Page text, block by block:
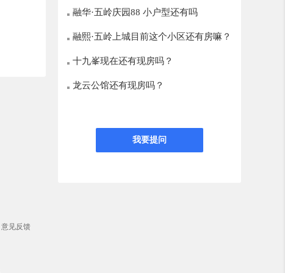
融华·五岭庆园88 小户型还有吗
融熙·五岭上城目前这个小区还有房嘛？
十九峯现在还有现房吗？
龙云公馆还有现房吗？
我要提问
意见反馈